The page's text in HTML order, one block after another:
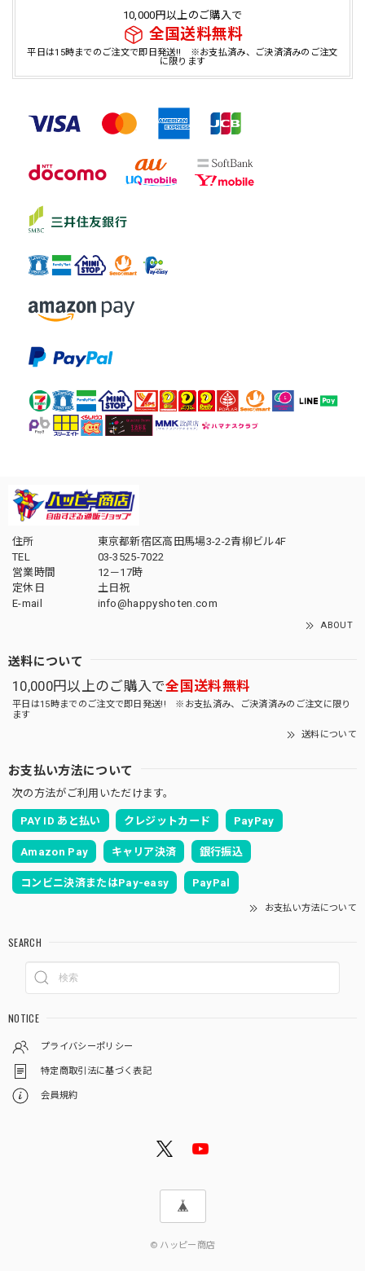
10,000円以上のご購入で
全国送料無料
平日は15時までのご注文で即日発送!! ※お支払済み、ご決済済みのご注文
に限ります
住所
東京都新宿区高田馬場3-2-2青柳ビル4F
TEL
03-3525-7022
営業時間
12－17時
定休日
土日祝
E-mail
info@happyshoten.com
ABOUT
送料について
10,000円以上のご購入で全国送料無料
平日は15時までのご注文で即日発送!! ※お支払済み、ご決済済みのご注文に限り
ます
送料について
お支払い方法について
次の方法がご利用いただけます。
PAY ID あと払い クレジットカード PayPay
Amazon Pay キャリア決済 銀行振込
コンビニ決済またはPay-easy PayPal
お支払い方法について
SEARCH
NOTICE
プライバシーポリシー
特定商取引法に基づく表記
会員規約
© ハッピー商店